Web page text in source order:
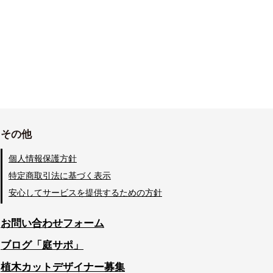
その他
個人情報保護方針
特定商取引法に基づく表示
安心してサービスを提供するための方針
お問い合わせフォーム
ブログ「庭サポ」
植木カットデザイナー募集